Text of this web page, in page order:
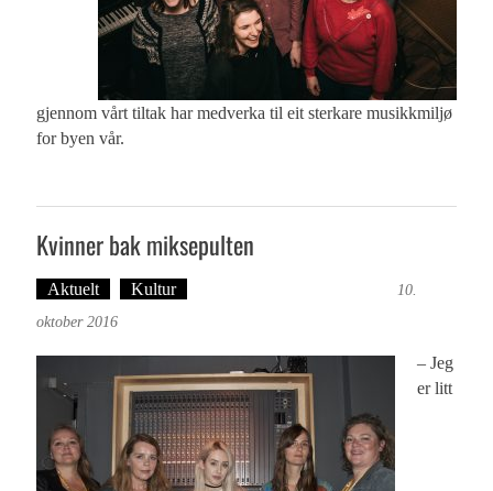
gjennom vårt tiltak har medverka til eit sterkare musikkmiljø
for byen vår.
Kvinner bak miksepulten
Aktuelt Kultur
10.
oktober 2016
– Jeg
er litt